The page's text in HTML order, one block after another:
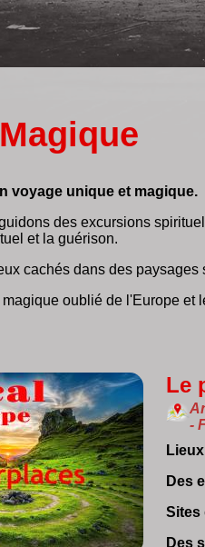
voyage unique et magique.
des excursions
et la guérison.
cachés dans des paysages
oublié de l'Europe et
Le
-
Des
Sites
Des